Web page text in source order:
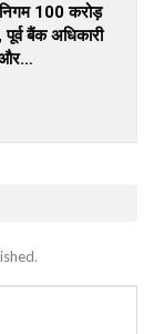
100 करोड़
पूर्व बैंक अधिकारी
और…